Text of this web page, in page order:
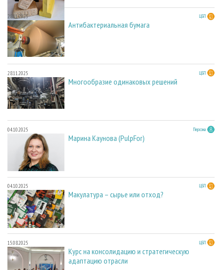
28.11.2025 ЦБП
Антибактериальная бумага
28.11.2025 ЦБП
Многообразие одинаковых решений
04.10.2025 Персона
Марина Каунова (PulpFor)
04.10.2025 ЦБП
Макулатура – сырье или отход?
15.08.2025 ЦБП
Курс на консолидацию и стратегическую
адаптацию отрасли